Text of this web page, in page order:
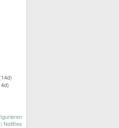
(14d)
| Notifies